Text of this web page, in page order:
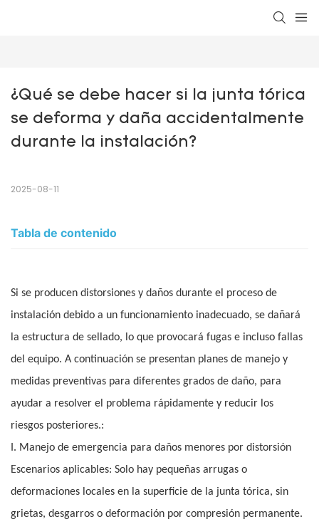
¿Qué se debe hacer si la junta tórica
se deforma y daña accidentalmente
durante la instalación?
2025-08-11
Tabla de contenido
Si se producen distorsiones y daños durante el proceso de
instalación debido a un funcionamiento inadecuado, se dañará
la estructura de sellado, lo que provocará fugas e incluso fallas
del equipo. A continuación se presentan planes de manejo y
medidas preventivas para diferentes grados de daño, para
ayudar a resolver el problema rápidamente y reducir los
riesgos posteriores.:
I. Manejo de emergencia para daños menores por distorsión
Escenarios aplicables: Solo hay pequeñas arrugas o
deformaciones locales en la superficie de la junta tórica, sin
grietas, desgarros o deformación por compresión permanente.